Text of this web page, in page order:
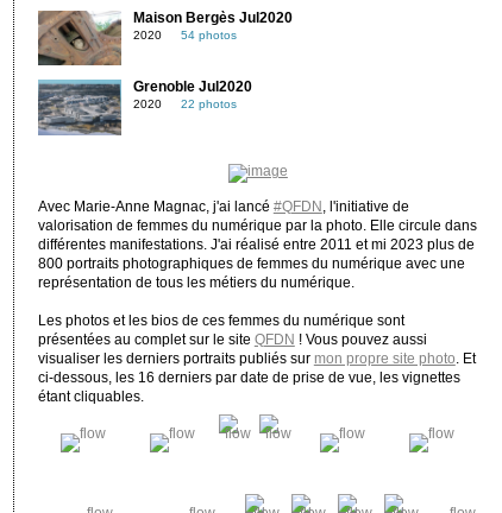
Maison Bergès Jul2020
2020 54 photos
Grenoble Jul2020
2020 22 photos
Avec Marie-Anne Magnac, j'ai lancé #QFDN
, l'initiative de
valorisation de femmes du numérique par la photo. Elle circule dans
différentes manifestations. J'ai réalisé entre 2011 et mi 2023 plus de
800 portraits photographiques de femmes du numérique avec une
représentation de tous les métiers du numérique.
Les photos et les bios de ces femmes du numérique sont
présentées au complet sur le site QFDN ! Vous pouvez aussi
visualiser les derniers portraits publiés sur mon propre site photo . Et
ci-dessous, les 16 derniers par date de prise de vue, les vignettes
étant cliquables.